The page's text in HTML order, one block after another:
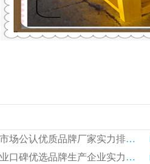
2026 钛铁矿平板磁选机选购全攻略 市场公认优质品牌厂家实力排行榜
2026 钛铁矿平板磁选机选购指南 行业口碑优选品牌生产企业实力排行榜